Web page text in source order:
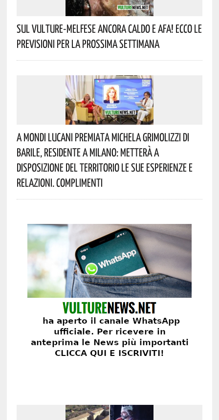
Sul Vulture-Melfese Ancora Caldo E Afa! Ecco Le
Previsioni Per La Prossima Settimana
A Mondi Lucani Premiata Michela Grimolizzi Di
Barile, Residente A Milano: Metterà A
Disposizione Del Territorio Le Sue Esperienze E
Relazioni. Complimenti